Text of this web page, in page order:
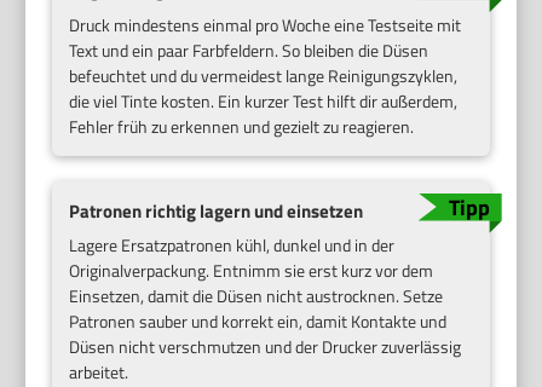
Druck mindestens einmal pro Woche eine Testseite mit
Text und ein paar Farbfeldern. So bleiben die Düsen
befeuchtet und du vermeidest lange Reinigungszyklen,
die viel Tinte kosten. Ein kurzer Test hilft dir außerdem,
Fehler früh zu erkennen und gezielt zu reagieren.
Patronen richtig lagern und einsetzen
Lagere Ersatzpatronen kühl, dunkel und in der
Originalverpackung. Entnimm sie erst kurz vor dem
Einsetzen, damit die Düsen nicht austrocknen. Setze
Patronen sauber und korrekt ein, damit Kontakte und
Düsen nicht verschmutzen und der Drucker zuverlässig
arbeitet.